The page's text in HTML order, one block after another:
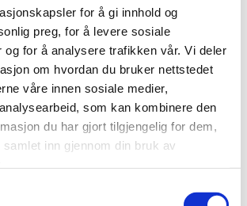
for å gi innhold og
preg, for å levere sosiale
og for å analysere trafikken vår. Vi deler
om hvordan du bruker nettstedet
våre innen sosiale medier,
som kan kombinere den
du har gjort tilgjengelig for dem,
inn gjennom din bruk av
Eidsgaard, Quality Sarpsborg